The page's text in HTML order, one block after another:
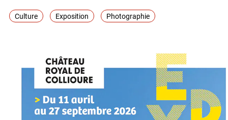
Culture Exposition Photographie